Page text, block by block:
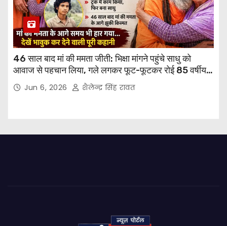
46 साल बाद मां की ममता जीती: भिक्षा मांगने पहुंचे साधु को
आवाज से पहचान लिया, गले लगकर फूट-फूटकर रोई 85 वर्षीय
मां Jun 6, 2026 शैलेन्द्र सिंह रावत